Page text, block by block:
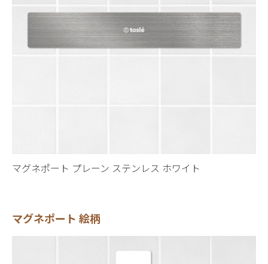
マグネポート プレーン ステンレス ホワイト
マグネポート 絵柄